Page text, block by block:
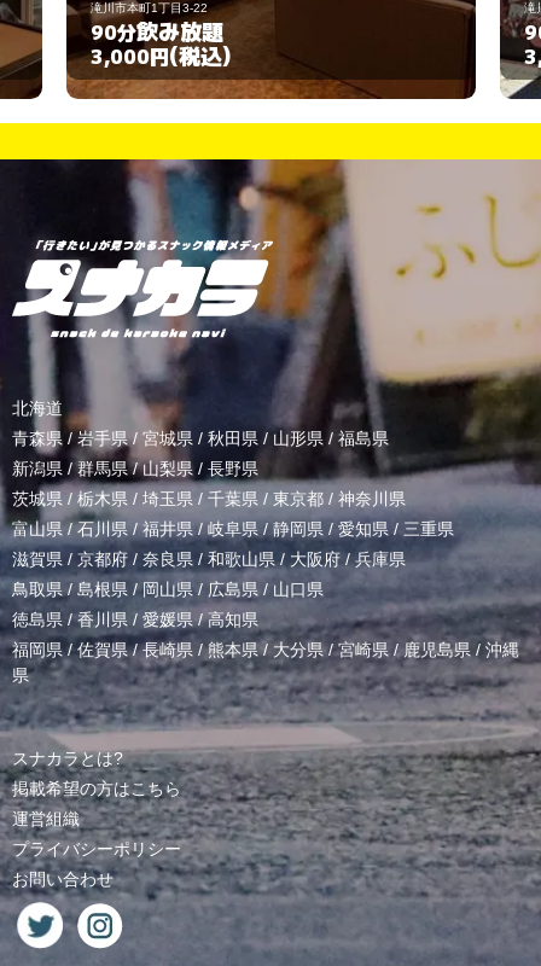
滝川市東滝川町4丁目18-11
90分
3,000円
北海道
青森県 / 岩手県/ 宮城県 / 秋田県 / 山形県/ 福島県
新潟県 /群馬県/山梨県 / 長野県
茨城県 / 栃木県 / 埼玉県 / 千葉県 / 東京都 / 神奈川県
富山県 /石川県/福井県/岐阜県 / 静岡県 / 愛知県 / 三重県
滋賀県 / 京都府 / 奈良県 / 和歌山県/ 大阪府 /兵庫県
鳥取県/ 島根県 /岡山県/ 広島県 / 山口県
徳島県 /香川県 / 愛媛県/高知県
福岡県/佐賀県/長崎県 /熊本県/ 大分県/宮崎県 /鹿児島県 / 沖縄
県
スナカラとは?
掲載希望の方はこちら
運営組織
プライバシーポリシー
お問い合わせ